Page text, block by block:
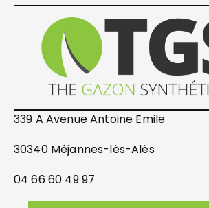
339 A Avenue Antoine Emile
30340 Méjannes-lès-Alès
04 66 60 49 97